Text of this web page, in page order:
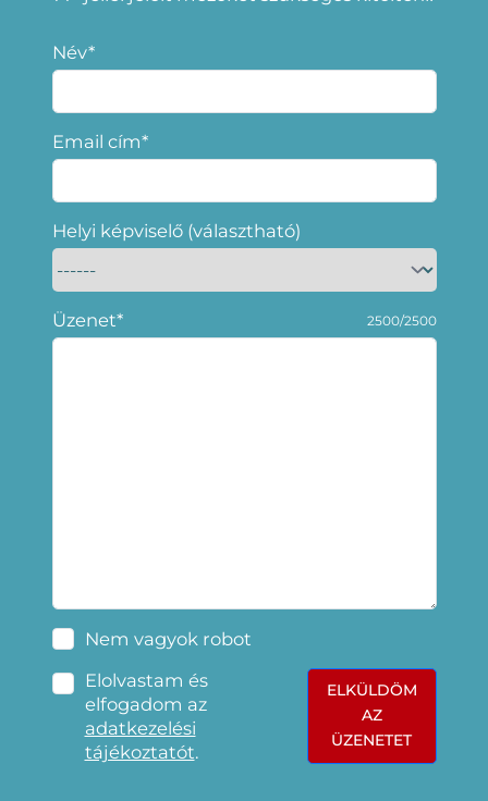
Név*
Email cím*
Helyi képviselő (választható)
Üzenet* 2500/2500
Nem vagyok robot
Elolvastam és
elfogadom az
adatkezelési
tájékoztatót.
ELKÜLDÖM
AZ
ÜZENETET